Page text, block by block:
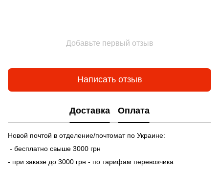
Добавьте первый отзыв
Написать отзыв
Доставка Оплата
Новой почтой в отделение/почтомат по Украине:
- бесплатно свыше 3000 грн
- при заказе до 3000 грн - по тарифам перевозчика